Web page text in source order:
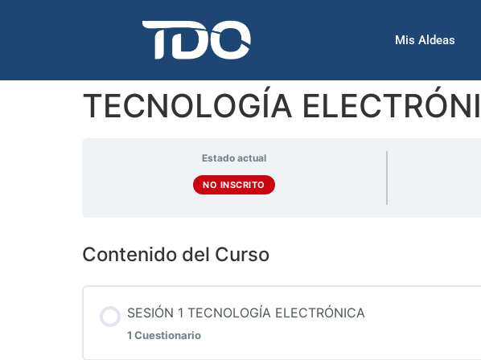
Mis Aldeas
TECNOLOGÍA
Estado actual
NO INSCRITO
Contenido del Curso
SESIÓN 1 TECNOLOGÍA ELECTRÓNICA
1 Cuestionario